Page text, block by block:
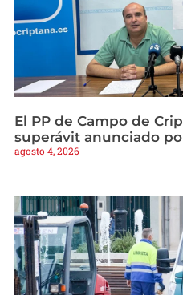
El PP de Campo de
superávit anunciado
agosto 4, 2026